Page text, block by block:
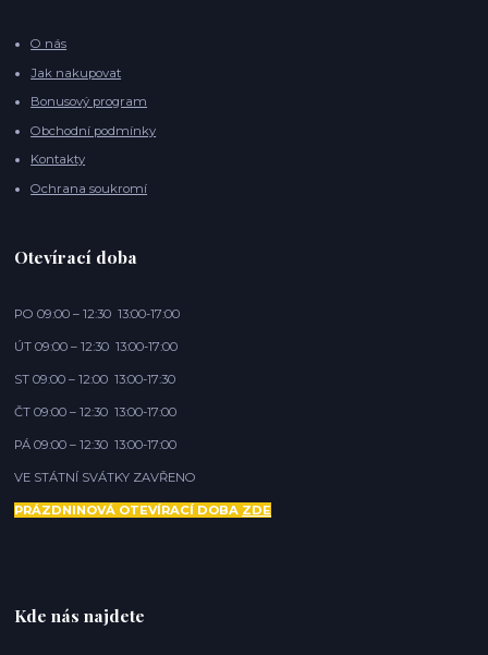
O nás
Jak nakupovat
Bonusový program
Obchodní podmínky
Kontakty
Ochrana soukromí
Otevírací doba
PO 09:00 – 12:30 13:00-17:00
ÚT 09:00 – 12:30 13:00-17:00
ST 09:00 – 12:00 13:00-17:30
ČT 09:00 – 12:30 13:00-17:00
PÁ 09:00 – 12:30 13:00-17:00
VE STÁTNÍ SVÁTKY ZAVŘENO
PRÁZDNINOVÁ OTEVÍRACÍ DOBA ZDE
Kde nás najdete